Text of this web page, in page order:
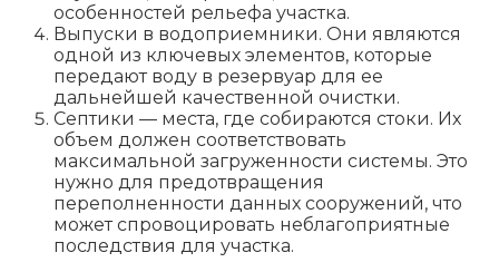
особенностей рельефа участка.
Выпуски в водоприемники. Они являются
одной из ключевых элементов, которые
передают воду в резервуар для ее
дальнейшей качественной очистки.
Септики — места, где собираются стоки. Их
объем должен соответствовать
максимальной загруженности системы. Это
нужно для предотвращения
переполненности данных сооружений, что
может спровоцировать неблагоприятные
последствия для участка.